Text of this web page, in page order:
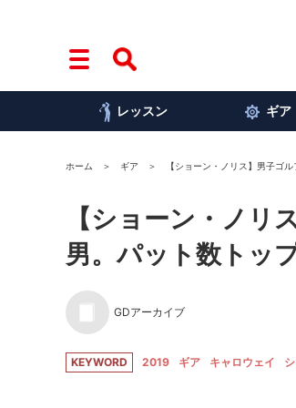
レッスン ギア
ホーム ギア 【ショーン・ノリス】男子ゴ
【ショーン・ノリ
男。パット数トッ
GDアーカイブ
KEYWORD 2019 ギア キャロウェイ